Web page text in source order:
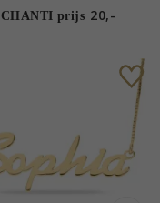
CHANTI prijs 20,-